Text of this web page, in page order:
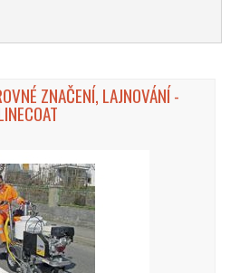
ZNAČENÍ, LAJNOVÁNÍ -